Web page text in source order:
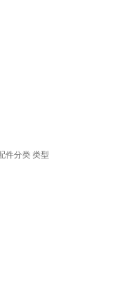
件分类 类型